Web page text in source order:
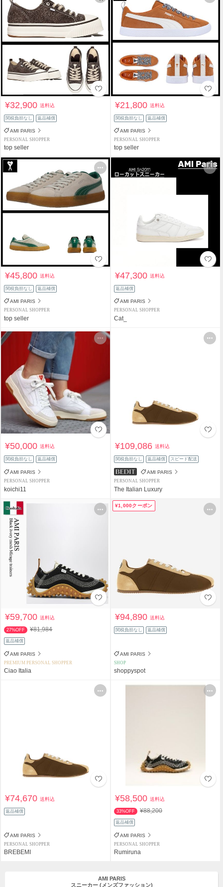
¥32,900送料込
関税負担なし 返品補償
AMI PARIS
PERSONAL SHOPPER
top seller
¥21,800送料込
関税負担なし 返品補償
AMI PARIS
PERSONAL SHOPPER
top seller
¥45,800送料込
関税負担なし 返品補償
AMI PARIS
PERSONAL SHOPPER
top seller
¥47,300送料込
返品補償
AMI PARIS
PERSONAL SHOPPER
Cat_
¥50,000送料込
関税負担なし 返品補償
AMI PARIS
PERSONAL SHOPPER
koichi11
¥109,086送料込
関税負担なし 返品補償 スピード配送
AMI PARIS
PERSONAL SHOPPER
The Italian Luxury
¥59,700送料込
27%OFF ¥81,984
返品補償
AMI PARIS
PREMIUM PERSONAL SHOPPER
Ciao Italia
¥1,000クーポン
¥94,890送料込
関税負担なし 返品補償
AMI PARIS
SHOP
shoppyspot
¥74,670送料込
返品補償
AMI PARIS
PERSONAL SHOPPER
BREBEMI
¥58,500送料込
33%OFF ¥88,200
返品補償
AMI PARIS
PERSONAL SHOPPER
Rumiruna
AMI PARIS
スニーカー (メンズファッション)